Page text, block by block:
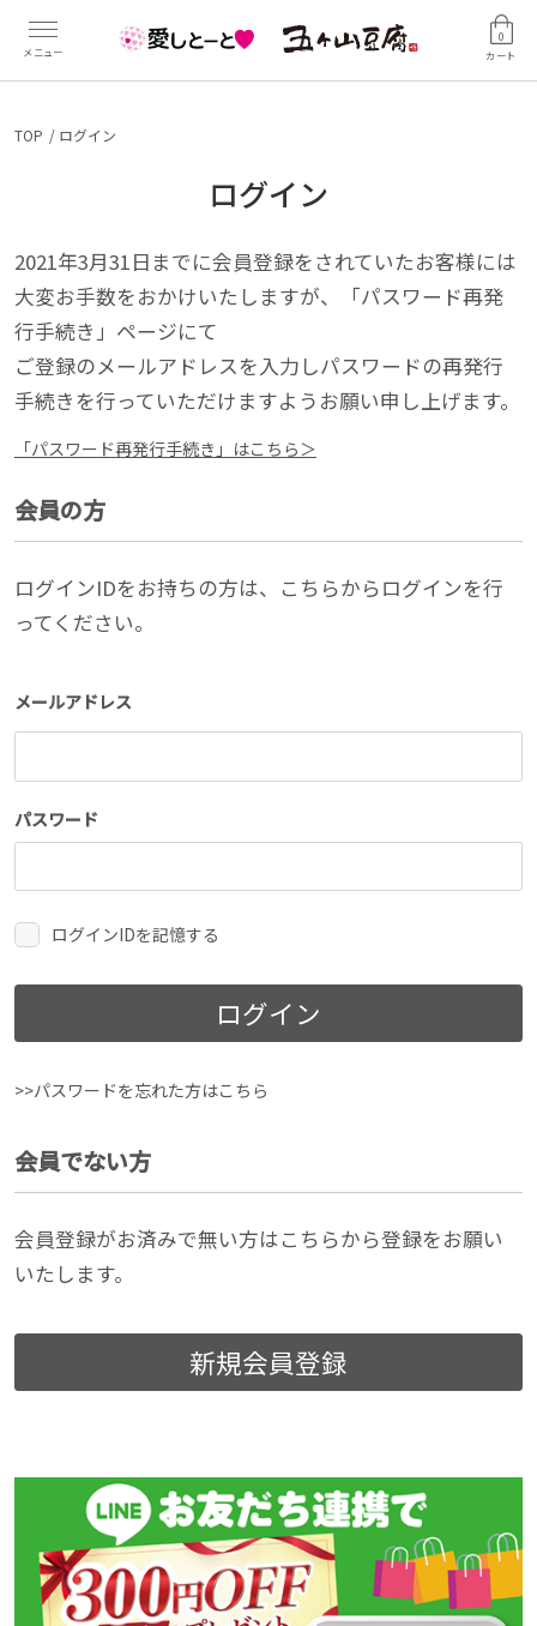
カート
0
TOP ログイン
ログイン
2021年3月31日までに会員登録をされていたお客様には
大変お手数をおかけいたしますが、「パスワード再発
行手続き」ページにて
ご登録のメールアドレスを入力しパスワードの再発行
手続きを行っていただけますようお願い申し上げます。
「パスワード再発行手続き」はこちら＞
会員の方
ログインIDをお持ちの方は、こちらからログインを行
ってください。
メールアドレス
パスワード
ログインIDを記憶する
ログイン
>>パスワードを忘れた方はこちら
会員でない方
会員登録がお済みで無い方はこちらから登録をお願い
いたします。
新規会員登録